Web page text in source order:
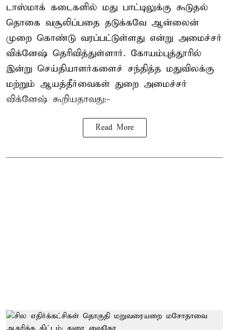
டாஸ்மாக் கடைகளில் மது பாட்டிலுக்கு கூடுதல்
தொகை வசூலிப்பதை தடுக்கவே ஆன்லைன்
முறை கொண்டு வரப்பட்டுள்ளது என்று அமைச்சர்
விக்னேஷ் தெரிவித்துள்ளார். கோயம்புத்தூரில்
இன்று செய்தியாளர்களைச் சந்தித்த மதுவிலக்கு
மற்றும் ஆயத்தீர்வைகள் துறை அமைச்சர்
விக்னேஷ் கூறியதாவது:-
Read More